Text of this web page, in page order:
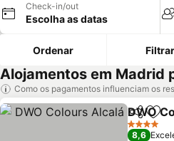
Check-in/out
Escolha as datas
Ordenar Filtrar
Alojamentos em Madrid
Como os pagamentos influenciam os
Partilhar
DWO
4 Estrelas
8,6